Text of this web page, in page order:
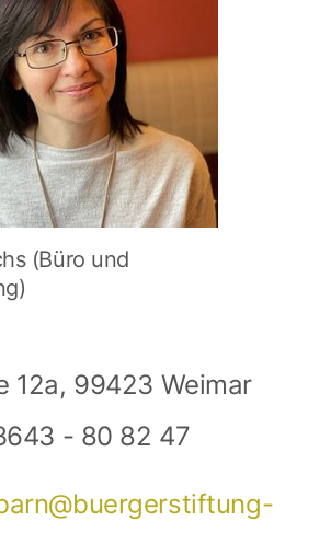
(Büro und
12a, 99423 Weimar
- 80 82 47
buergerstiftung-